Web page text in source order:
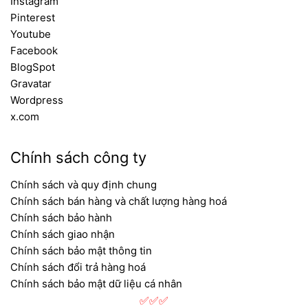
giấy tờ nguồn gốc xuất xứ - Chính sách bảo
hành minh bạch - Hàng luôn có sẵn tại kho -
Giá thành hợp lý không qua trung gian -
Giao hàng nhanh chóng - Hỗ trợ khách hàng
24/7
Hotline:
facebook.com/thietbivesinhinaxbanletaikho
Youtube: youtube.com/@BANLETAIKHO-
VN
Địa chỉ: 479/60 Tân Hòa Đông, Phường
Bình Trị Đông, Quận Bình Tân, TP. Hồ Chí
Minh
Showroom: BG03 Eastern Building, 299
Đường Liên Phường, Phường Long
Trường, TP. HCM
Kim Hằng, Ba Tơ, Phường 7,
Pinterest
Youtube
Facebook
BlogSpot
Gravatar
Wordpress
x.com
Chính sách công ty
Chính sách và quy định chung
Chính sách bán hàng và chất lượng hàng hoá
Chính sách bảo hành
Chính sách giao nhận
Chính sách bảo mật thông tin
Chính sách đổi trả hàng hoá
Chính sách bảo mật dữ liệu cá nhân
✅✅✅